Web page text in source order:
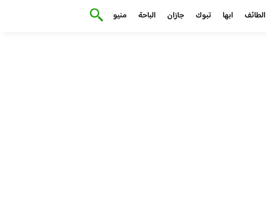
الطائف ابها تبوك جازان الباحة منيو